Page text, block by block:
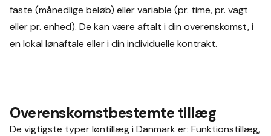
faste (månedlige beløb) eller variable (pr. time, pr. vagt
eller pr. enhed). De kan være aftalt i din overenskomst, i
en lokal lønaftale eller i din individuelle kontrakt.
Overenskomstbestemte tillæg
De vigtigste typer løntillæg i Danmark er: Funktionstillæg,